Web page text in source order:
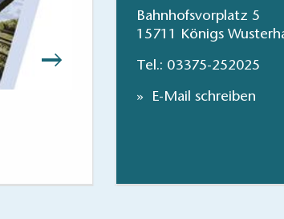
Radkarte
Bahnhofsvorplatz 5
15711 Königs
Tel.: 03375-252025
E-Mail schreiben